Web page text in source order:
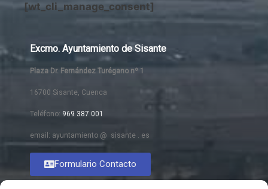
[wt_cli_manage_consent]
Excmo. Ayuntamiento de Sisante
Plaza Dr. Fernández Turégano nº 1
16700 Sisante, Cuenca
Teléfono: 969 387 001
email: ayuntamiento @ sisante . es
Formulario Contacto